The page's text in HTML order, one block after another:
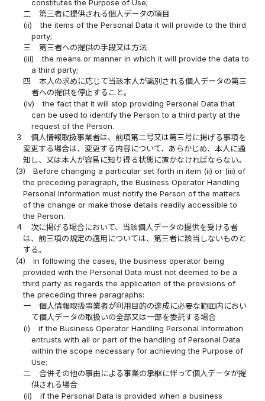
constitutes the Purpose of Use;
二
第三者に提供される個人データの項目
(ii)
the items of the Personal Data it will provide to the third
party;
三
第三者への提供の手段又は方法
(iii)
the means or manner in which it will provide the data to
a third party;
四
本人の求めに応じて当該本人が識別される個人データの第三
者への提供を停止すること。
(iv)
the fact that it will stop providing Personal Data that
can be used to identify the Person to a third party at the
request of the Person.
３
個人情報取扱事業者は、前項第二号又は第三号に掲げる事項を
変更する場合は、変更する内容について、あらかじめ、本人に通
知し、又は本人が容易に知り得る状態に置かなければならない。
(3)
Before changing a particular set forth in item (ii) or (iii) of
the preceding paragraph, the Business Operator Handling
Personal Information must notify the Person of the matters
of the change or make those details readily accessible to
the Person.
４
次に掲げる場合において、当該個人データの提供を受ける者
は、前三項の規定の適用については、第三者に該当しないものと
する。
(4)
In following the cases, the business operator being
provided with the Personal Data must not deemed to be a
third party as regards the application of the provisions of
the preceding three paragraphs:
一
個人情報取扱事業者が利用目的の達成に必要な範囲内におい
て個人データの取扱いの全部又は一部を委託する場合
(i)
if the Business Operator Handling Personal Information
entrusts with all or part of the handling of Personal Data
within the scope necessary for achieving the Purpose of
Use;
二
合併その他の事由による事業の承継に伴って個人データが提
供される場合
(ii)
if the Personal Data is provided when a business